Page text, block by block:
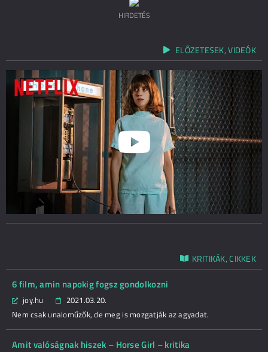
HIRDETÉS
ELŐZETESEK, VIDEÓK
KRITIKÁK, CIKKEK
6 film, amin napokig fogsz gondolkozni
joy.hu
2021.03.20.
Nem csak unaloműzők, de meg is mozgatják az agyadat.
Amit valóságnak hiszek – Horse Girl – kritika